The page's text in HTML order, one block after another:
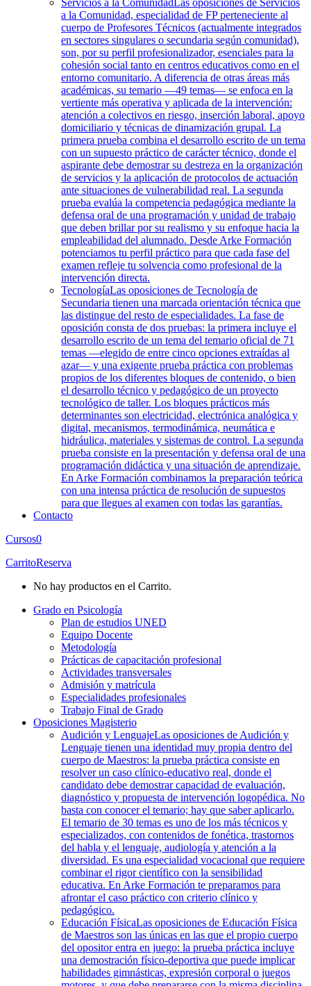
Servicios a la ComunidadLas oposiciones de Servicios
a la Comunidad, especialidad de FP perteneciente al
cuerpo de Profesores Técnicos (actualmente integrados
en sectores singulares o secundaria según comunidad),
son, por su perfil profesionalizador, esenciales para la
cohesión social tanto en centros educativos como en el
entorno comunitario. A diferencia de otras áreas más
académicas, su temario —49 temas— se enfoca en la
vertiente más operativa y aplicada de la intervención:
atención a colectivos en riesgo, inserción laboral, apoyo
domiciliario y técnicas de dinamización grupal. La
primera prueba combina el desarrollo escrito de un tema
con un supuesto práctico de carácter técnico, donde el
aspirante debe demostrar su destreza en la organización
de servicios y la aplicación de protocolos de actuación
ante situaciones de vulnerabilidad real. La segunda
prueba evalúa la competencia pedagógica mediante la
defensa oral de una programación y unidad de trabajo
que deben brillar por su realismo y su enfoque hacia la
empleabilidad del alumnado. Desde Arke Formación
potenciamos tu perfil práctico para que cada fase del
examen refleje tu solvencia como profesional de la
intervención directa.
TecnologíaLas oposiciones de Tecnología de
Secundaria tienen una marcada orientación técnica que
las distingue del resto de especialidades. La fase de
oposición consta de dos pruebas: la primera incluye el
desarrollo escrito de un tema del temario oficial de 71
temas —elegido de entre cinco opciones extraídas al
azar— y una exigente prueba práctica con problemas
propios de los diferentes bloques de contenido, o bien
el desarrollo técnico y pedagógico de un proyecto
tecnológico de taller. Los bloques prácticos más
determinantes son electricidad, electrónica analógica y
digital, mecanismos, termodinámica, neumática e
hidráulica, materiales y sistemas de control. La segunda
prueba consiste en la presentación y defensa oral de una
programación didáctica y una situación de aprendizaje.
En Arke Formación combinamos la preparación teórica
con una intensa práctica de resolución de supuestos
para que llegues al examen con todas las garantías.
Contacto
Cursos0
CarritoReserva
No hay productos en el Carrito.
Grado en Psicología
Plan de estudios UNED
Equipo Docente
Metodología
Prácticas de capacitación profesional
Actividades transversales
Admisión y matrícula
Especialidades profesionales
Trabajo Final de Grado
Oposiciones Magisterio
Audición y LenguajeLas oposiciones de Audición y
Lenguaje tienen una identidad muy propia dentro del
cuerpo de Maestros: la prueba práctica consiste en
resolver un caso clínico-educativo real, donde el
candidato debe demostrar capacidad de evaluación,
diagnóstico y propuesta de intervención logopédica. No
basta con conocer el temario; hay que saber aplicarlo.
El temario de 30 temas es uno de los más técnicos y
especializados, con contenidos de fonética, trastornos
del habla y el lenguaje, audiología y atención a la
diversidad. Es una especialidad vocacional que requiere
combinar el rigor científico con la sensibilidad
educativa. En Arke Formación te preparamos para
afrontar el caso práctico con criterio clínico y
pedagógico.
Educación FísicaLas oposiciones de Educación Física
de Maestros son las únicas en las que el propio cuerpo
del opositor entra en juego: la prueba práctica incluye
una demostración físico-deportiva que puede implicar
habilidades gimnásticas, expresión corporal o juegos